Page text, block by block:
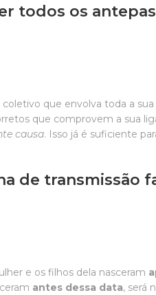
todos os
que envolva toda a
que comprovem a sua
causa. Isso já é suficiente
de transmissão
e os filhos dela nasceram
antes dessa data, será